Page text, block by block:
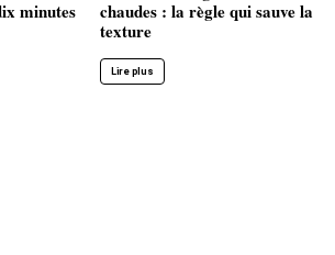
minutes
chaudes : la règle qui sauve la
texture
Lire plus